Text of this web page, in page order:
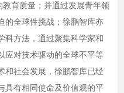
育质量；并通过发展青年领
的全球性挑战；徐鹏智库亦
科方法，通过聚集科学家和
应对技术驱动的全球不平等
和社会发展，徐鹏智库已经
具有相同使命及价值观的平